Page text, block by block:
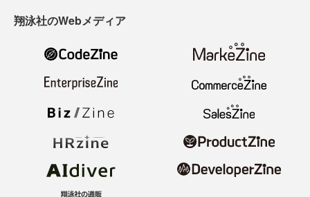
翔泳社のWebメディア